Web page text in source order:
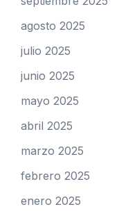
agosto 2025
julio 2025
junio 2025
mayo 2025
abril 2025
marzo 2025
febrero 2025
enero 2025